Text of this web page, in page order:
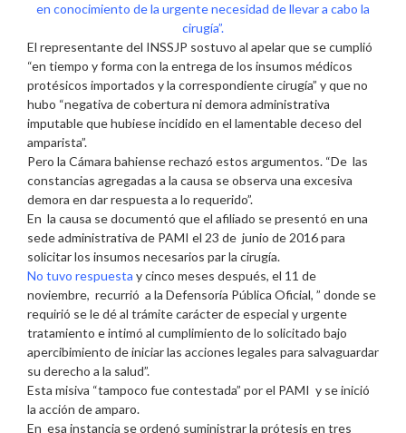
en conocimiento de la urgente necesidad de llevar a cabo la
cirugía”.
El representante del INSSJP sostuvo al apelar que se cumplió
“en tiempo y forma con la entrega de los insumos médicos
protésicos importados y la correspondiente cirugía” y que no
hubo “negativa de cobertura ni demora administrativa
imputable que hubiese incidido en el lamentable deceso del
amparista”.
Pero la Cámara bahiense rechazó estos argumentos. “De las
constancias agregadas a la causa se observa una excesiva
demora en dar respuesta a lo requerido”.
En la causa se documentó que el afiliado se presentó en una
sede administrativa de PAMI el 23 de junio de 2016 para
solicitar los insumos necesarios par la cirugía.
No tuvo respuesta y cinco meses después, el 11 de
noviembre, recurrió a la Defensoría Pública Oficial, ” donde se
requirió se le dé al trámite carácter de especial y urgente
tratamiento e intimó al cumplimiento de lo solicitado bajo
apercibimiento de iniciar las acciones legales para salvaguardar
su derecho a la salud”.
Esta misiva “tampoco fue contestada” por el PAMI y se inició
la acción de amparo.
En esa instancia se ordenó suministrar la prótesis en tres